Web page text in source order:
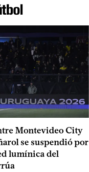
Montevideo City
se suspendió por
lumínica del